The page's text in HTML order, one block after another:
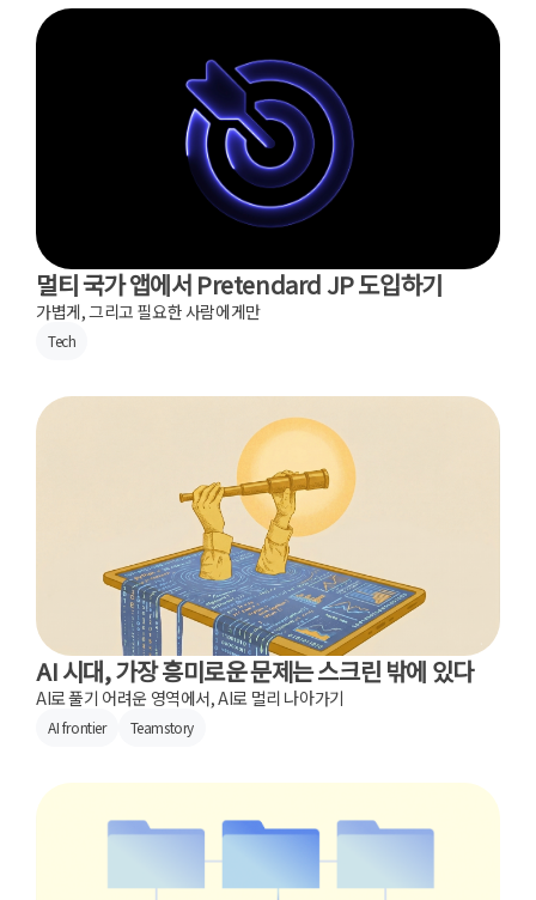
멀티 국가 앱에서 Pretendard JP 도입하기
가볍게, 그리고 필요한 사람에게만
Tech
AI 시대, 가장 흥미로운 문제는 스크린 밖에 있다
AI로 풀기 어려운 영역에서, AI로 멀리 나아가기
AI frontier Teamstory